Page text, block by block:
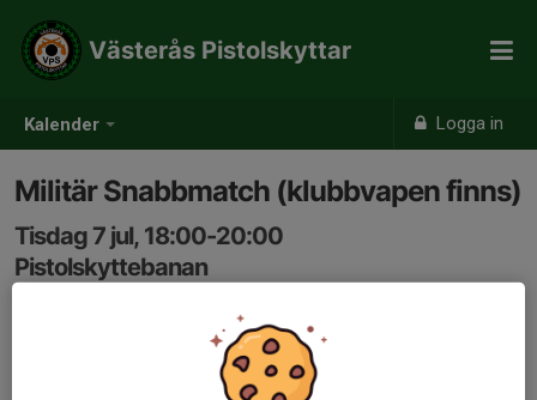
Kalender Logga in
Västerås Pistolskyttar
Militär Snabbmatch (klubbvapen finns)
Tisdag 7 jul, 18:00-20:00
Pistolskyttebanan
Vi skjuter en klubbtävling i Militär Snabbmatch.
Om klubbvapen finns tillgängligt kommer detta att